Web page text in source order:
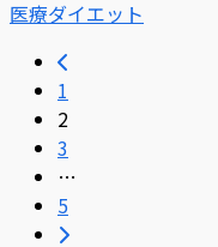
医療ダイエット
1
2
3
…
5